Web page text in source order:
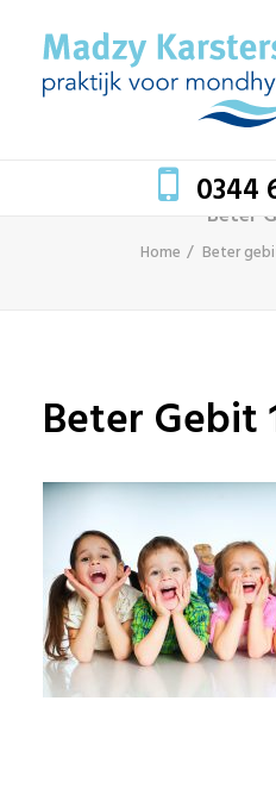
0344
MONDZORG EN GEZONDHEID
BLOG
CONTACT
© 2017 Beter Gebit
Sitemap
Disclaimer
Beter
Home Beter
Beter Gebit